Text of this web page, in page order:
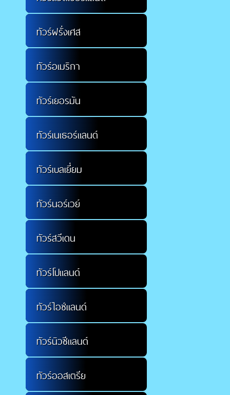
ทัวร์ฝรั่งเศส
ทัวร์อเมริกา
ทัวร์เยอรมัน
ทัวร์เนเธอร์แลนด์
ทัวร์เบลเยี่ยม
ทัวร์นอร์เวย์
ทัวร์สวีเดน
ทัวร์โปแลนด์
ทัวร์ไอซ์แลนด์
ทัวร์นิวซีแลนด์
ทัวร์ออสเตรีย